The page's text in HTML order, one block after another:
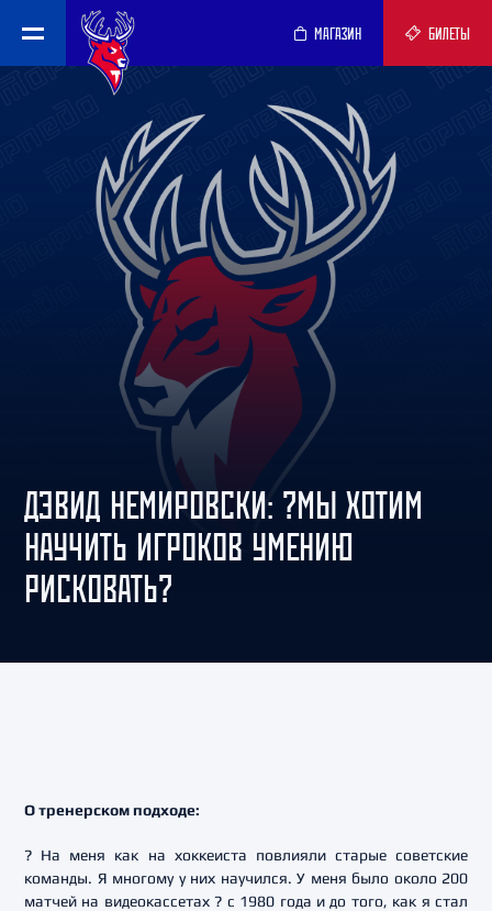
МАГАЗИН БИЛЕТЫ
ДЭВИД НЕМИРОВСКИ: ?МЫ ХОТИМ
НАУЧИТЬ ИГРОКОВ УМЕНИЮ
РИСКОВАТЬ?
О тренерском подходе:
? На меня как на хоккеиста повлияли старые советские
команды. Я многому у них научился. У меня было около 200
матчей на видеокассетах ? с 1980 года и до того, как я стал